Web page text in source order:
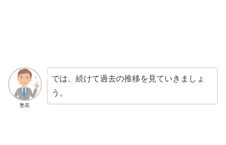
塾長
では、続けて過去の推移を見ていきましょ
う。